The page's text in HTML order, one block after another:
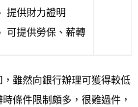
提供財力證明
可提供勞保、薪轉
雖然向銀行辦理可獲得較低
條件限制頗多，很難過件，